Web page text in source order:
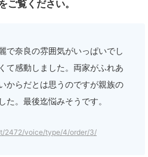
ご覧ください。
で奈良の雰囲気がいっぱいでし
て感動しました。両家がふれあ
からだとは思うのですが親族の
た。最後迄悩みそうです。
2472/voice/type/4/order/3/